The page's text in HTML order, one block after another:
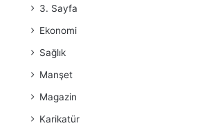
3. Sayfa
Ekonomi
Sağlık
Manşet
Magazin
Karikatür